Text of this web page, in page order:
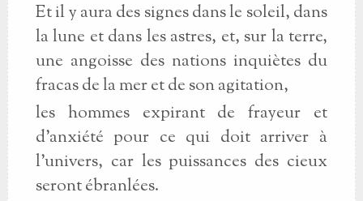
Et il y aura des signes dans le soleil, dans
la lune et dans les astres, et, sur la terre,
une angoisse des nations inquiètes du
fracas de la mer et de son agitation,
les hommes expirant de frayeur et
d'anxiété pour ce qui doit arriver à
l'univers, car les puissances des cieux
seront ébranlées.